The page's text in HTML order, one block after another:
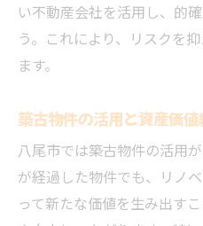
い不動産会社を活用し、的
う。これにより、リスクを
ます。
築古物件の活用と資産価
八尾市では築古物件の活用
が経過した物件でも、リノ
って新たな価値を生み出す